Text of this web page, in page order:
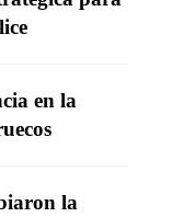
en la
la